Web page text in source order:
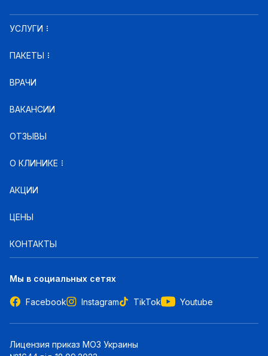
УСЛУГИ
ПАКЕТЫ
ВРАЧИ
ВАКАНСИИ
ОТЗЫВЫ
О КЛИНИКЕ
АКЦИИ
ЦЕНЫ
КОНТАКТЫ
Мы в социальных сетях
Facebook Instagram TikTok Youtube
Лицензия приказ МОЗ Украины